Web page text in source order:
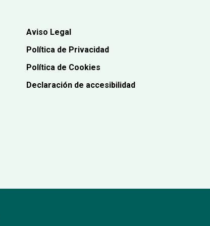
Aviso Legal
Política de Privacidad
Política de Cookies
Declaración de accesibilidad